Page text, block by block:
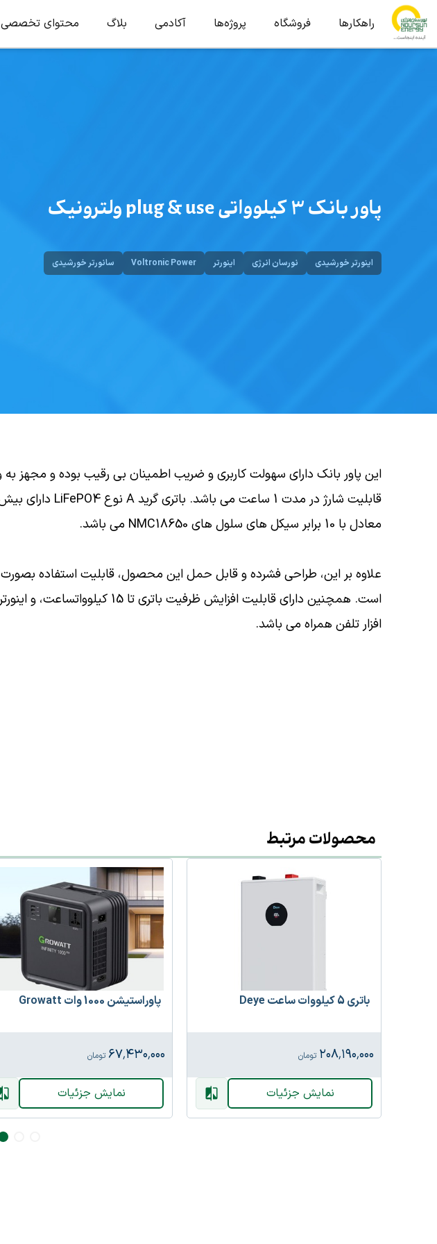
راهکارها فروشگاه پروژه‌ها آکادمی بلاگ محتوای تخصصی
پاور بانک 3 کیلوواتی plug & use ولترونیک
اینورتر خورشیدی نورسان انرژی اینورتر Voltronic Power سانورتر خورشیدی
معادل با 10 برابر سیکل های سلول های NMC18650 می باشد.
افزار تلفن همراه می باشد.
محصولات مرتبط
باتری 5 کیلووات ساعت Deye
۲۰۸٬۱۹۰٬۰۰۰ تومان
نمایش جزئیات
پاوراستیشن 1000 وات Growatt
۶۷٬۴۳۰٬۰۰۰ تومان
نمایش جزئیات